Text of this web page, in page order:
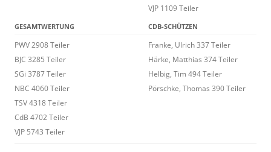
VJP 1109 Teiler
GESAMTWERTUNG CDB-SCHÜTZEN
PWV 2908 Teiler
BJC 3285 Teiler
SGi 3787 Teiler
NBC 4060 Teiler
TSV 4318 Teiler
CdB 4702 Teiler
VJP 5743 Teiler
Franke, Ulrich 337 Teiler
Härke, Matthias 374 Teiler
Helbig, Tim 494 Teiler
Pörschke, Thomas 390 Teiler